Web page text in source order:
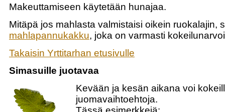
Makeuttamiseen käytetään hunajaa.
Mitäpä jos mahlasta valmistaisi oikein ruokalajin,
mahlapannukakku, joka on varmasti
Takaisin Yrttitarhan etusivulle
Simasuille juotavaa
Kevään ja kesän aikana voi
juomavaihtoehtoja.